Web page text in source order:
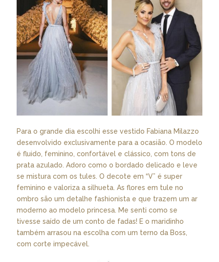
Para o grande dia escolhi esse vestido Fabiana Milazzo
desenvolvido exclusivamente para a ocasião. O modelo
é fluido, feminino, confortável e clássico, com tons de
prata azulado. Adoro como o bordado delicado e leve
se mistura com os tules. O decote em “V” é super
feminino e valoriza a silhueta. As flores em tule no
ombro são um detalhe fashionista e que trazem um ar
moderno ao modelo princesa. Me senti como se
tivesse saído de um conto de fadas! E o maridinho
também arrasou na escolha com um terno da Boss,
com corte impecável.